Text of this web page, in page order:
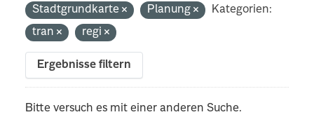
Stadtgrundkarte
Planung
Kategorien:
tran
regi
Ergebnisse filtern
Bitte versuch es mit einer anderen Suche.